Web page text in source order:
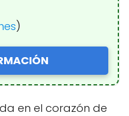
)
en el corazón de